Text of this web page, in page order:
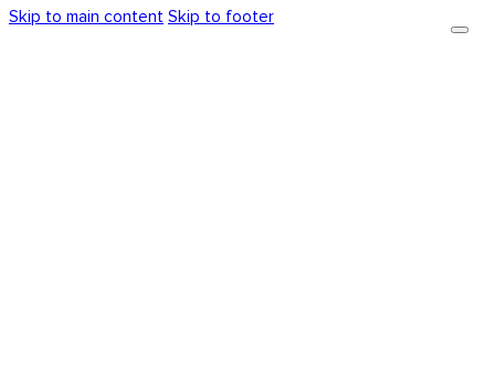
Skip to main content Skip to footer